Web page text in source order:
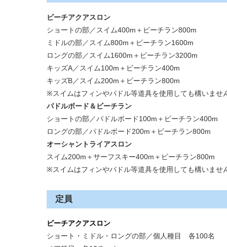
ビーチアクアスロン
ショートの部／スイム400m＋ビーチラン800m
ミドルの部／スイム800m＋ビーチラン1600m
ロングの部／スイム1600m＋ビーチラン3200m
キッズA／スイム100m＋ビーチラン400m
キッズB／スイム200m＋ビーチラン800m
※スイムはフィンやパドル等道具を使用しても構いませ
パドルボード＆ビーチラン
ショートの部／パドルボード100m＋ビーチラン400m
ロングの部／パドルボード200m＋ビーチラン800m
オーシャントライアスロン
スイム200m＋サーフスキー400m＋ビーチラン800m
※スイムはフィンやパドル等道具を使用しても構いませ
定員
ビーチアクアスロン
ショート・ミドル・ロングの部／個人種目 各100名